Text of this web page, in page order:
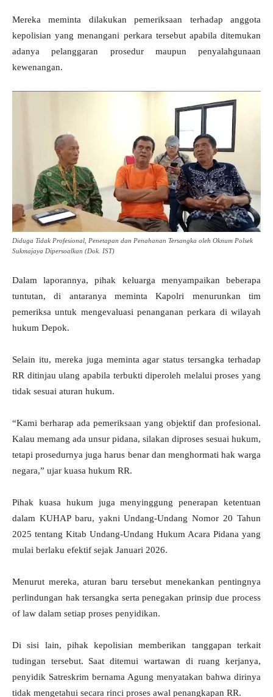
Mereka meminta dilakukan pemeriksaan terhadap anggota
kepolisian yang menangani perkara tersebut apabila ditemukan
adanya pelanggaran prosedur maupun penyalahgunaan
kewenangan.
Diduga Tidak Profesional, Penetapan dan Penahanan Tersangka oleh Oknum Polsek
Sukmajaya Dipersoalkan (Dok. IST)
Dalam laporannya, pihak keluarga menyampaikan beberapa
tuntutan, di antaranya meminta Kapolri menurunkan tim
pemeriksa untuk mengevaluasi penanganan perkara di wilayah
hukum Depok.
Selain itu, mereka juga meminta agar status tersangka terhadap
RR ditinjau ulang apabila terbukti diperoleh melalui proses yang
tidak sesuai aturan hukum.
“Kami berharap ada pemeriksaan yang objektif dan profesional.
Kalau memang ada unsur pidana, silakan diproses sesuai hukum,
tetapi prosedurnya juga harus benar dan menghormati hak warga
negara,” ujar kuasa hukum RR.
Pihak kuasa hukum juga menyinggung penerapan ketentuan
dalam KUHAP baru, yakni Undang-Undang Nomor 20 Tahun
2025 tentang Kitab Undang-Undang Hukum Acara Pidana yang
mulai berlaku efektif sejak Januari 2026.
Menurut mereka, aturan baru tersebut menekankan pentingnya
perlindungan hak tersangka serta penegakan prinsip due process
of law dalam setiap proses penyidikan.
Di sisi lain, pihak kepolisian memberikan tanggapan terkait
tudingan tersebut. Saat ditemui wartawan di ruang kerjanya,
penyidik Satreskrim bernama Agung menyatakan bahwa dirinya
tidak mengetahui secara rinci proses awal penangkapan RR.